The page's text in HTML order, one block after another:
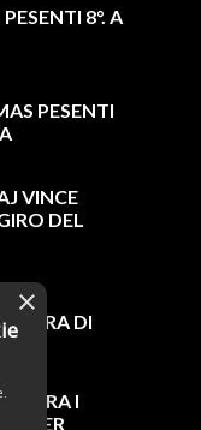
8°. A
PESENTI
VINCE
DEL
IN
GARA DI
5° TRA I
“PER
×